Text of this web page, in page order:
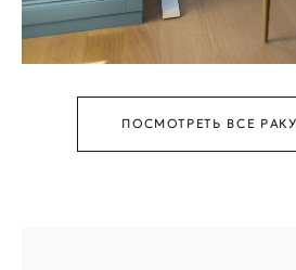
ПОСМОТРЕТЬ ВСЕ